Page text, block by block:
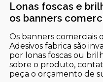
Lonas foscas e
os banners
Os banners comerciais
Adesivos fabrica são
por lonas foscas ou
sobre o produto,
peça o orçamento de